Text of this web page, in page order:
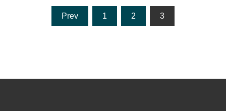
Stránkovanie
príspevkov
Prev 1 2 3